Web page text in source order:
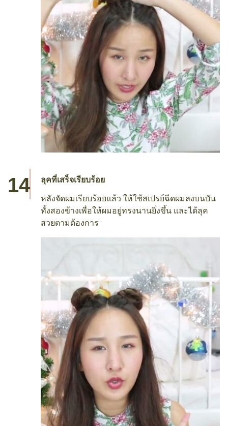
ลุคที่เสร็จเรียบร้อย
หลังจัดผมเรียบร้อยแล้ว ให้ใช้สเปรย์ฉีดผมลงบนบัน
ทั้งสองข้างเพื่อให้ผมอยู่ทรงนานยิ่งขึ้น และได้ลุค
สวยตามต้องการ